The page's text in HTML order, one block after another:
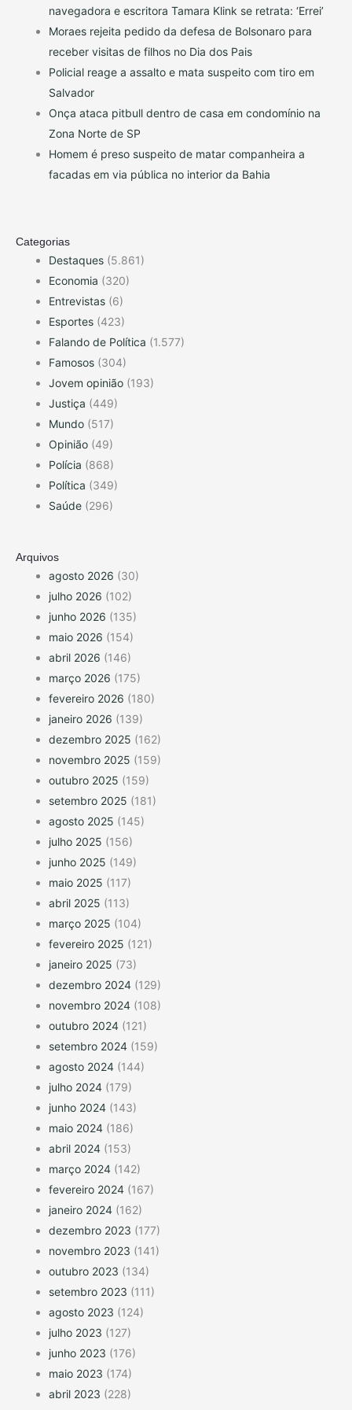
navegadora e escritora Tamara Klink se retrata: ‘Errei’
Moraes rejeita pedido da defesa de Bolsonaro para
receber visitas de filhos no Dia dos Pais
Policial reage a assalto e mata suspeito com tiro em
Salvador
Onça ataca pitbull dentro de casa em condomínio na
Zona Norte de SP
Homem é preso suspeito de matar companheira a
facadas em via pública no interior da Bahia
Categorias
Destaques (5.861)
Economia (320)
Entrevistas (6)
Esportes (423)
Falando de Política (1.577)
Famosos (304)
Jovem opinião (193)
Justiça (449)
Mundo (517)
Opinião (49)
Polícia (868)
Política (349)
Saúde (296)
Arquivos
agosto 2026 (30)
julho 2026 (102)
junho 2026 (135)
maio 2026 (154)
abril 2026 (146)
março 2026 (175)
fevereiro 2026 (180)
janeiro 2026 (139)
dezembro 2025 (162)
novembro 2025 (159)
outubro 2025 (159)
setembro 2025 (181)
agosto 2025 (145)
julho 2025 (156)
junho 2025 (149)
maio 2025 (117)
abril 2025 (113)
março 2025 (104)
fevereiro 2025 (121)
janeiro 2025 (73)
dezembro 2024 (129)
novembro 2024 (108)
outubro 2024 (121)
setembro 2024 (159)
agosto 2024 (144)
julho 2024 (179)
junho 2024 (143)
maio 2024 (186)
abril 2024 (153)
março 2024 (142)
fevereiro 2024 (167)
janeiro 2024 (162)
dezembro 2023 (177)
novembro 2023 (141)
outubro 2023 (134)
setembro 2023 (111)
agosto 2023 (124)
julho 2023 (127)
junho 2023 (176)
maio 2023 (174)
abril 2023 (228)